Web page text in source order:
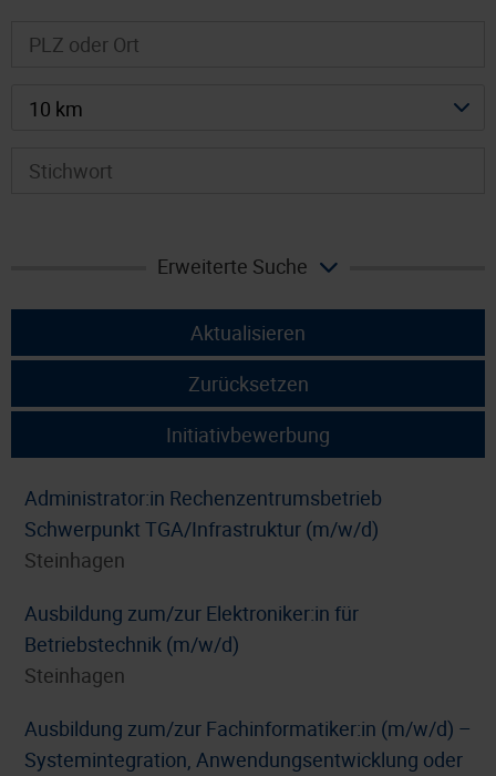
10 km
Erweiterte Suche
Aktualisieren
Zurücksetzen
Initiativbewerbung
Administrator:in Rechenzentrumsbetrieb
Schwerpunkt TGA/Infrastruktur (m/w/d)
Steinhagen
Ausbildung zum/zur Elektroniker:in für
Betriebstechnik (m/w/d)
Steinhagen
Ausbildung zum/zur Fachinformatiker:in (m/w/d) –
Systemintegration, Anwendungsentwicklung oder